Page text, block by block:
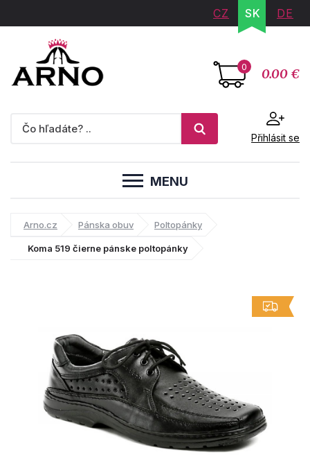
CZ SK DE
0 0.00 €
Přihlásit se
MENU
Arno.cz Pánska obuv Poltopánky
Koma 519 čierne pánske poltopánky